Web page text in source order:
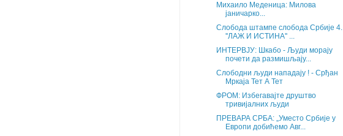
Михаило Меденица: Милова
јаничарко...
Слобода штампе слобода Србије 4.
''ЛАЖ И ИСТИНА'' ...
ИНТЕРВЈУ: Шкабо - Људи морају
почети да размишљају...
Слободни људи нападају ! - Срђан
Мркаја Тет А Тет
ФРОМ: Избегавајте друштво
тривијалних људи
ПРЕВАРА СРБА: „Уместо Србије у
Европи добићемо Авг...